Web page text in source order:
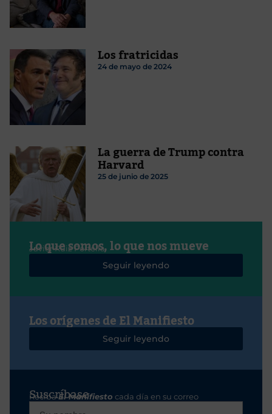
Los fratricidas
24 de mayo de 2024
La guerra de Trump contra
Harvard
25 de junio de 2025
Lo que somos, lo que nos mueve
Javier Ruiz Portella
Seguir leyendo
Los orígenes de El Manifiesto
Seguir leyendo
Suscríbase
RecibaEl Manifiesto cada día en su correo